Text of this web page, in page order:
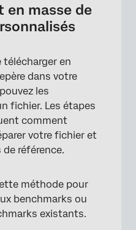
en masse de
télécharger en
dans votre
les
fichier. Les étapes
comment
votre fichier et
référence.
méthode pour
benchmarks ou
existants.